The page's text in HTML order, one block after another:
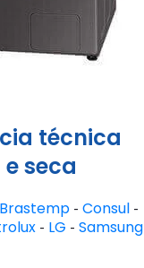
técnica
seca
Brastemp- Consul-
- LG - Samsung